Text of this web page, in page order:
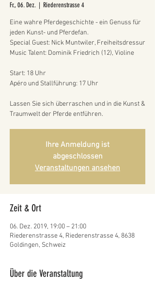
Fr., 06. Dez.
  |
Riederenstrasse 4
Eine wahre Pferdegeschichte - ein Genuss für
jeden Kunst- und Pferdefan.
Special Guest: Nick Muntwiler, Freiheitsdressur
Music Talent: Dominik Friedrich (12), Violine
Start: 18 Uhr
Apéro und Stallführung: 17 Uhr
Lassen Sie sich überraschen und in die Kunst &
Traumwelt der Pferde entführen.
Ihre Anmeldung ist
abgeschlossen
Veranstaltungen ansehen
Zeit & Ort
06. Dez. 2019, 19:00 – 21:00
Riederenstrasse 4, Riederenstrasse 4, 8638
Goldingen, Schweiz
Über die Veranstaltung